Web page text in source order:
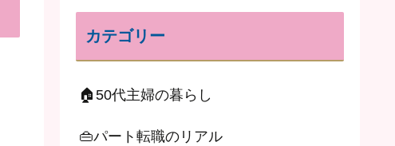
カテゴリー
🏠50代主婦の暮らし
👜パート転職のリアル